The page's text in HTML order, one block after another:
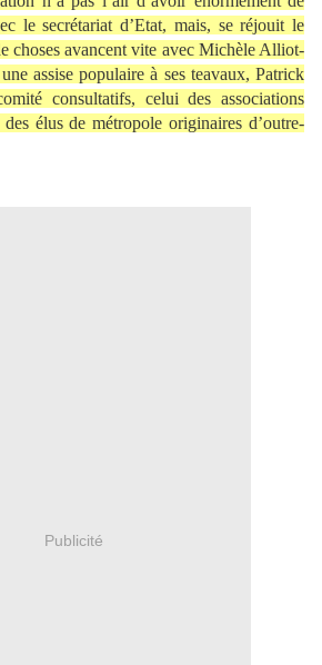
le secrétariat d’Etat, mais, se réjouit le
choses avancent vite avec Michèle Alliot-
assise populaire à ses teavaux, Patrick
consultatifs, celui des associations
élus de métropole originaires d’outre-
Publicité